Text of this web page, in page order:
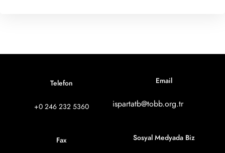
Telefon
+0 246 232 5360
Fax
Email
ispartatb@tobb.org.tr
Sosyal Medyada Biz